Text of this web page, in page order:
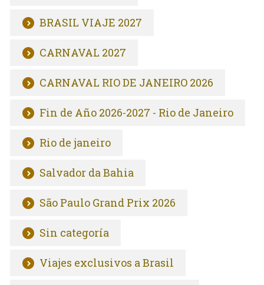
BRASIL VIAJE 2027
CARNAVAL 2027
CARNAVAL RIO DE JANEIRO 2026
Fin de Año 2026-2027 - Rio de Janeiro
Rio de janeiro
Salvador da Bahia
São Paulo Grand Prix 2026
Sin categoría
Viajes exclusivos a Brasil